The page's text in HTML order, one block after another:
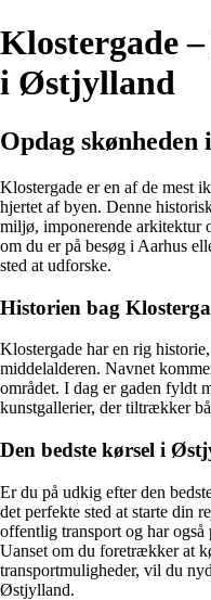
Klostergade
i Østjylland
Opdag
Klostergade er en af de mest
hjertet af byen. Denne
miljø, imponerende arkitektur
om du er på besøg i Aarhus
sted at udforske.
Historien bag
Klostergade har en rig
middelalderen. Navnet
området. I dag er gaden fyldt
kunstgallerier, der tiltrækker
Den bedste kørsel i
Er du på udkig efter den
det perfekte sted at starte din
offentlig transport og har
Uanset om du foretrækker at
transportmuligheder, vil du
Østjylland.